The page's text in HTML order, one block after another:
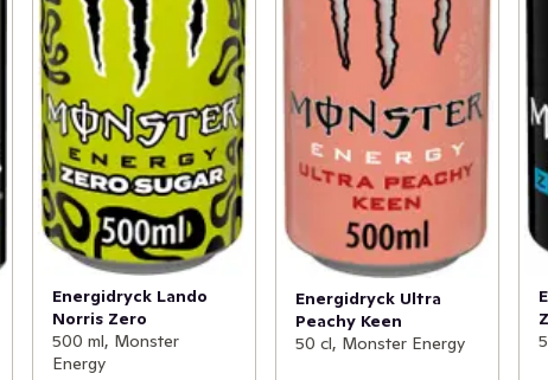
Energidryck Lando
Norris Zero
500 ml, Monster
Energy
Energidryck Ultra
Peachy Keen
50 cl, Monster Energy